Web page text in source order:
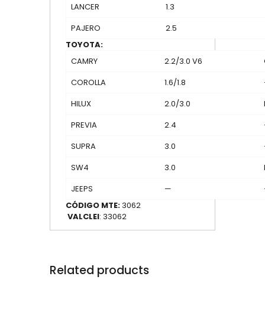
LANCER
1.3
PAJERO
2.5
TOYOTA:
CAMRY
2.2/3.0 V6
COROLLA
1.6/1.8
HILUX
2.0/3.0
PREVIA
2.4
SUPRA
3.0
SW4
3.0
JEEPS
—
CÓDIGO MTE:3062
VALCLEI: 33062
Related products